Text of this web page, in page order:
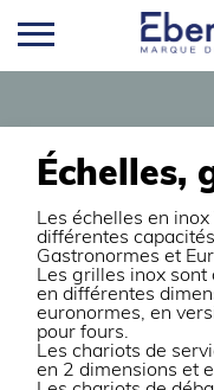
Échelles,
Les échelles en
différentes
Gastronormes et
Les grilles inox sont
en différentes
euronormes, en
pour fours.
Les chariots de
en 2 dimensions et